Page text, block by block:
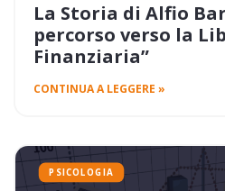
La Storia di Alfio
percorso verso la
Finanziaria”
CONTINUA A LEGGERE »
PSICOLOGIA